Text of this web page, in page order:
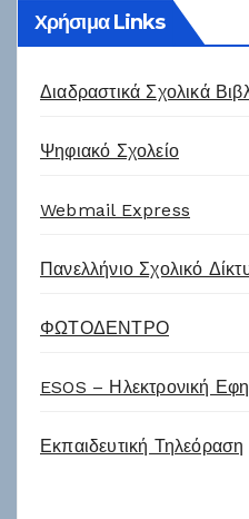
Χρήσιμα Links
Διαδραστικά Σχολικά
Ψηφιακό Σχολείο
Webmail Express
Πανελλήνιο Σχολικό
ΦΩΤΟΔΕΝΤΡΟ
ESOS – Ηλεκτρονική
Εκπαιδευτική Τηλεόραση